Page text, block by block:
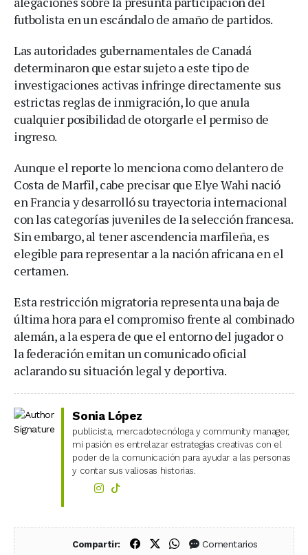
futbolista en un escándalo de amaño de partidos.
Las autoridades gubernamentales de Canadá
determinaron que estar sujeto a este tipo de
investigaciones activas infringe directamente sus
estrictas reglas de inmigración, lo que anula
cualquier posibilidad de otorgarle el permiso de
ingreso.
Aunque el reporte lo menciona como delantero de
Costa de Marfil, cabe precisar que Elye Wahi nació
en Francia y desarrolló su trayectoria internacional
con las categorías juveniles de la selección francesa.
Sin embargo, al tener ascendencia marfileña, es
elegible para representar a la nación africana en el
certamen.
Esta restricción migratoria representa una baja de
última hora para el compromiso frente al combinado
alemán, a la espera de que el entorno del jugador o
la federación emitan un comunicado oficial
aclarando su situación legal y deportiva.
Sonia López
publicista, mercadotecnóloga y community manager,
mi pasión es entrelazar estrategias creativas con el
poder de la comunicación para ayudar a las personas
y contar sus valiosas historias.
Compartir: Compartir en Facebook
Compartir en X (Twitter)
Compartir en WhatsApp
Comentarios